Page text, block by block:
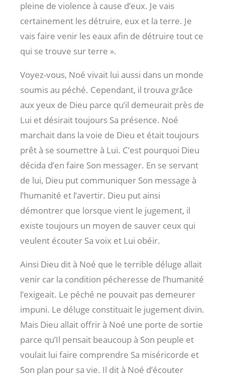
pleine de violence à cause d’eux. Je vais
certainement les détruire, eux et la terre. Je
vais faire venir les eaux afin de détruire tout ce
qui se trouve sur terre ».
Voyez-vous, Noé vivait lui aussi dans un monde
soumis au péché. Cependant, il trouva grâce
aux yeux de Dieu parce qu’il demeurait près de
Lui et désirait toujours Sa présence. Noé
marchait dans la voie de Dieu et était toujours
prêt à se soumettre à Lui. C’est pourquoi Dieu
décida d’en faire Son messager. En se servant
de lui, Dieu put communiquer Son message à
l’humanité et l’avertir. Dieu put ainsi
démontrer que lorsque vient le jugement, il
existe toujours un moyen de sauver ceux qui
veulent écouter Sa voix et Lui obéir.
Ainsi Dieu dit à Noé que le terrible déluge allait
venir car la condition pécheresse de l’humanité
l’exigeait. Le péché ne pouvait pas demeurer
impuni. Le déluge constituait le jugement divin.
Mais Dieu allait offrir à Noé une porte de sortie
parce qu’Il pensait beaucoup à Son peuple et
voulait lui faire comprendre Sa miséricorde et
Son plan pour sa vie. Il dit à Noé d’écouter